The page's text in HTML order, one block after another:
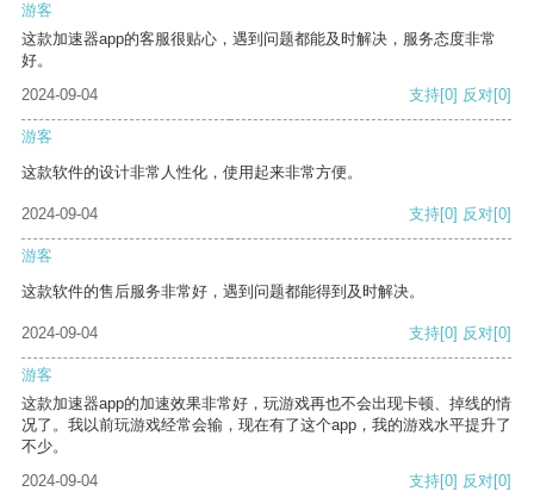
游客
这款加速器app的客服很贴心，遇到问题都能及时解决，服务态度非常
好。
2024-09-04
支持[0] 反对[0]
游客
这款软件的设计非常人性化，使用起来非常方便。
2024-09-04 支持[0] 反对[0]
游客
这款软件的售后服务非常好，遇到问题都能得到及时解决。
2024-09-04 支持[0] 反对[0]
游客
这款加速器app的加速效果非常好，玩游戏再也不会出现卡顿、掉线的情
况了。我以前玩游戏经常会输，现在有了这个app，我的游戏水平提升了
不少。
2024-09-04
支持[0] 反对[0]